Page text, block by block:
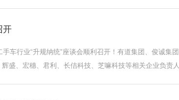
开
车行业“升规纳统”座谈会顺利召开！有道集团、俊诚集
盛、宏穗、君利、长佶科技、芝嘛科技等相关企业负责